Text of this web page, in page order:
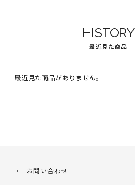
HISTORY
最近見た商品
最近見た商品がありません。
お問い合わせ